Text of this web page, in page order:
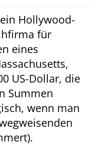
Hollywood-
für
eines
US-Dollar, die
Summen
wenn man